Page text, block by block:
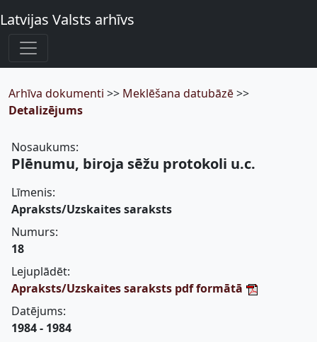
Latvijas Valsts arhīvs
Arhīva dokumenti >> Meklēšana datubāzē>>
Detalizējums
Nosaukums:
Plēnumu, biroja sēžu protokoli u.c.
Līmenis:
Apraksts/Uzskaites saraksts
Numurs:
18
Lejuplādēt:
Apraksts/Uzskaites saraksts pdf formātā
Datējums:
1984 - 1984